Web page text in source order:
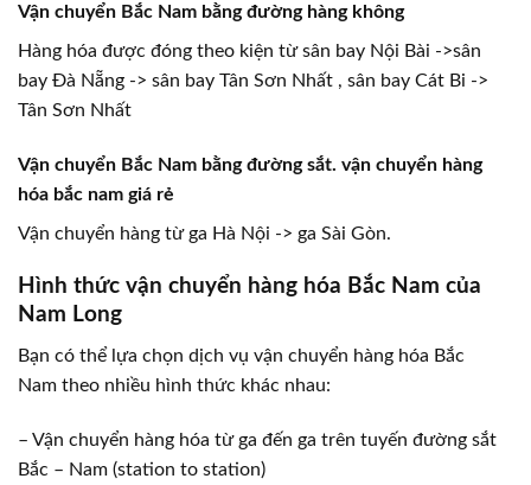
Vận chuyển Bắc Nam bằng đường hàng không
Hàng hóa được đóng theo kiện từ sân bay Nội Bài ->sân
bay Đà Nẵng -> sân bay Tân Sơn Nhất , sân bay Cát Bi ->
Tân Sơn Nhất
Vận chuyển Bắc Nam bằng đường sắt. vận chuyển hàng
hóa bắc nam giá rẻ
Vận chuyển hàng từ ga Hà Nội -> ga Sài Gòn.
Hình thức vận chuyển hàng hóa Bắc Nam của
Nam Long
Bạn có thể lựa chọn dịch vụ vận chuyển hàng hóa Bắc
Nam theo nhiều hình thức khác nhau:
– Vận chuyển hàng hóa từ ga đến ga trên tuyến đường sắt
Bắc – Nam (station to station)